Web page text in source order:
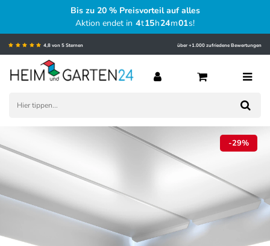
Bis zu 20 % Preisvorteil auf alles
Aktion endet in 4t15h24m00s!
4,8 von 5 Sternen über +1.000 zufriedene Bewertungen
-29%